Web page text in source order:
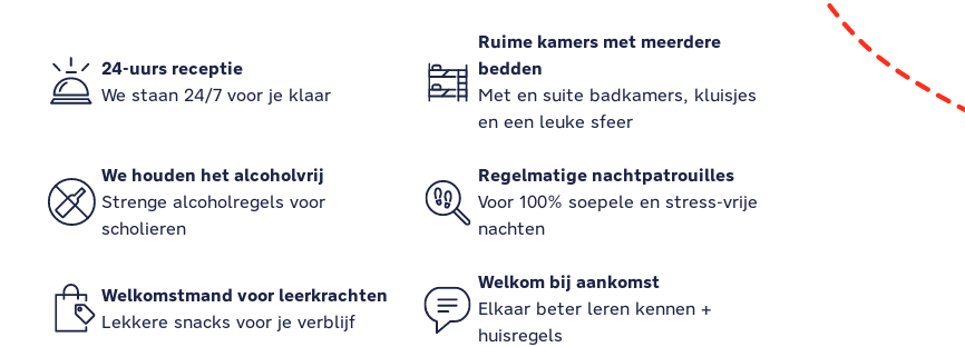
24-uurs receptie
We staan ​​24/7 voor je klaar
Ruime kamers met meerdere
bedden
Met en suite badkamers, kluisjes
en een leuke sfeer
We houden het alcoholvrij
Strenge alcoholregels voor
scholieren
Regelmatige nachtpatrouilles
Voor 100% soepele en stress-vrije
nachten
Welkomstmand voor leerkrachten
Lekkere snacks voor je verblijf
Welkom bij aankomst
Elkaar beter leren kennen +
huisregels